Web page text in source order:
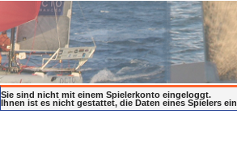
Sie sind nicht mit einem Spielerkonto eingeloggt.
Ihnen ist es nicht gestattet, die Daten eines Spielers